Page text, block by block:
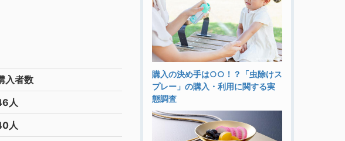
入者数
人
人
購入の決め手は○○！？「虫除けス
プレー」の購入・利用に関する実
態調査